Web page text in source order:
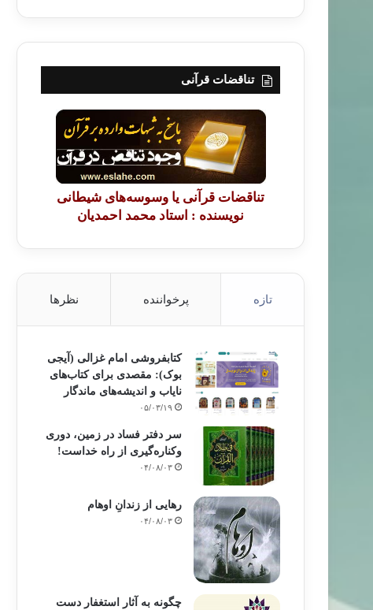
تناقضات قرآنی
تناقضات قرآنی یا وسوسه‌های شیطانی
نویسنده : استاد محمد احمدیان
تازه پرخواننده نظرها
کتابفروشی امام غزالی (آیجی
بوک): مقصدی برای کتاب‌های
نایاب و اندیشه‌های ماندگار
۰۵/۰۳/۱۹
سر دفتر فساد در زمین‌، دوری
وکناره‌گیری از راه خداست‌!
۰۴/۰۸/۰۳
رهایی از زندانِ اوهام
۰۴/۰۸/۰۳
چگونه به آثار استغفار دست